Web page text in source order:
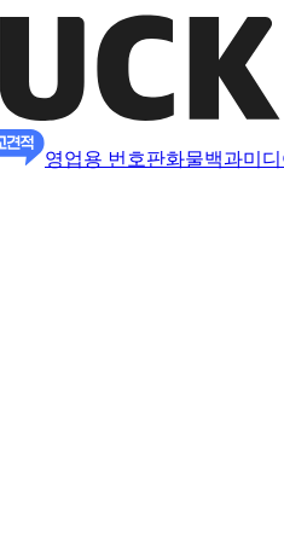
영업용 번호판화물백과미